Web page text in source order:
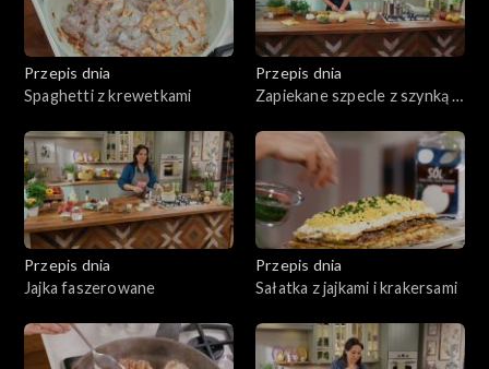
Przepis dnia
Spaghetti z krewetkami
Przepis dnia
Zapiekane szpecle z szynką i
Przepis dnia
Jajka faszerowane
Przepis dnia
Sałatka z jajkami i krakersami